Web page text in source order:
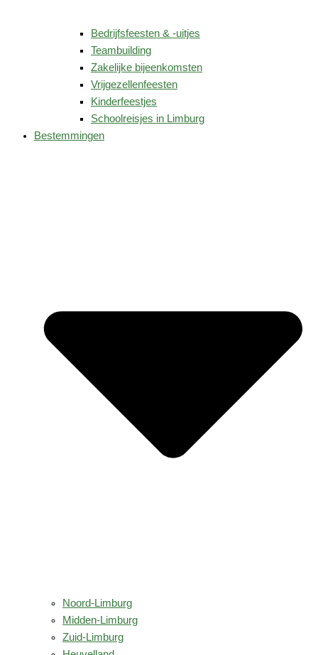
Bedrijfsfeesten & -uitjes
Teambuilding
Zakelijke bijeenkomsten
Vrijgezellenfeesten
Kinderfeestjes
Schoolreisjes in Limburg
Bestemmingen
Noord-Limburg
Midden-Limburg
Zuid-Limburg